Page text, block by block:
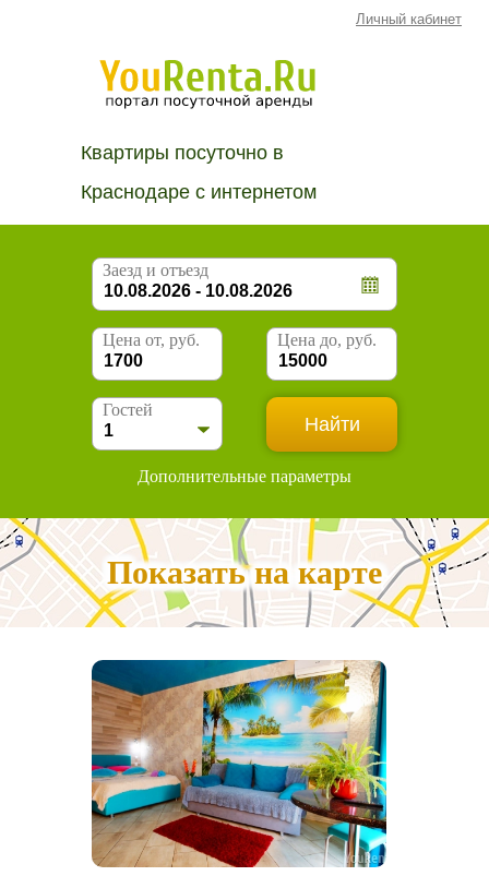
Личный кабинет
Квартиры посуточно в
Краснодаре с интернетом
Заезд и отъезд
Цена от, руб. Цена до, руб.
Гостей
Дополнительные параметры
Показать на карте